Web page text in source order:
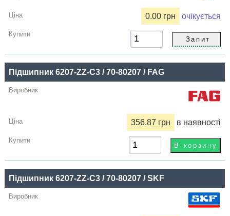
0.00 грн очікується
Підшипник 6207-ZZ-C3 / 70-80207 / FAG
356.87 грн в наявності
Підшипник 6207-ZZ-C3 / 70-80207 / SKF